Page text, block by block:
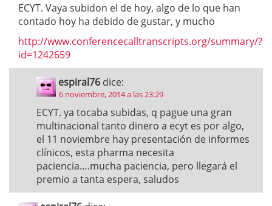
ECYT. Vaya subidon el de hoy, algo de lo que han
contado hoy ha debido de gustar, y mucho
http://www.conferencecalltranscripts.org/summary/?
id=1242659
espiral76 dice:
6 noviembre, 2014 a las 23:29
ECYT. ya tocaba subidas, q pague una gran
multinacional tanto dinero a ecyt es por algo,
el 11 noviembre hay presentación de informes
clínicos, esta pharma necesita
paciencia….mucha paciencia, pero llegará el
premio a tanta espera, saludos